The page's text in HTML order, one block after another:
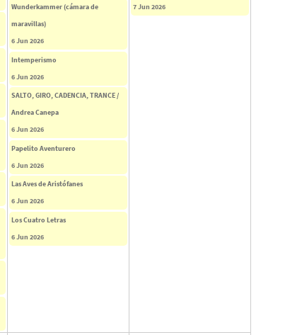
Wunderkammer (cámara de
maravillas)
6 Jun 2026
Intemperismo
6 Jun 2026
SALTO, GIRO, CADENCIA, TRANCE /
Andrea Canepa
6 Jun 2026
Papelito Aventurero
6 Jun 2026
Las Aves de Aristófanes
6 Jun 2026
Los Cuatro Letras
6 Jun 2026
7 Jun 2026